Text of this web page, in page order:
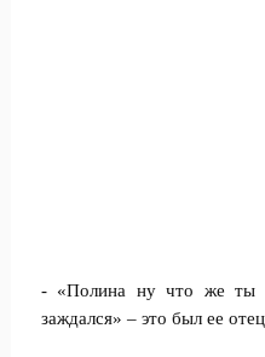
- «Полина ну что же ты
заждался» – это был ее